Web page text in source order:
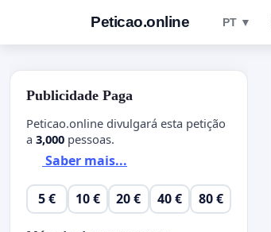
Peticao.online PT ▼
Publicidade Paga
Peticao.online divulgará esta petição
a 3,000 pessoas.
Saber mais...
5 € 10 € 20 € 40 € 80 €